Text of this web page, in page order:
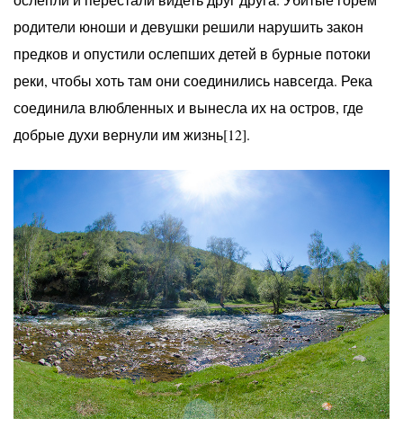
родители юноши и девушки решили нарушить закон
предков и опустили ослепших детей в бурные потоки
реки, чтобы хоть там они соединились навсегда. Река
соединила влюбленных и вынесла их на остров, где
добрые духи вернули им жизнь[12].